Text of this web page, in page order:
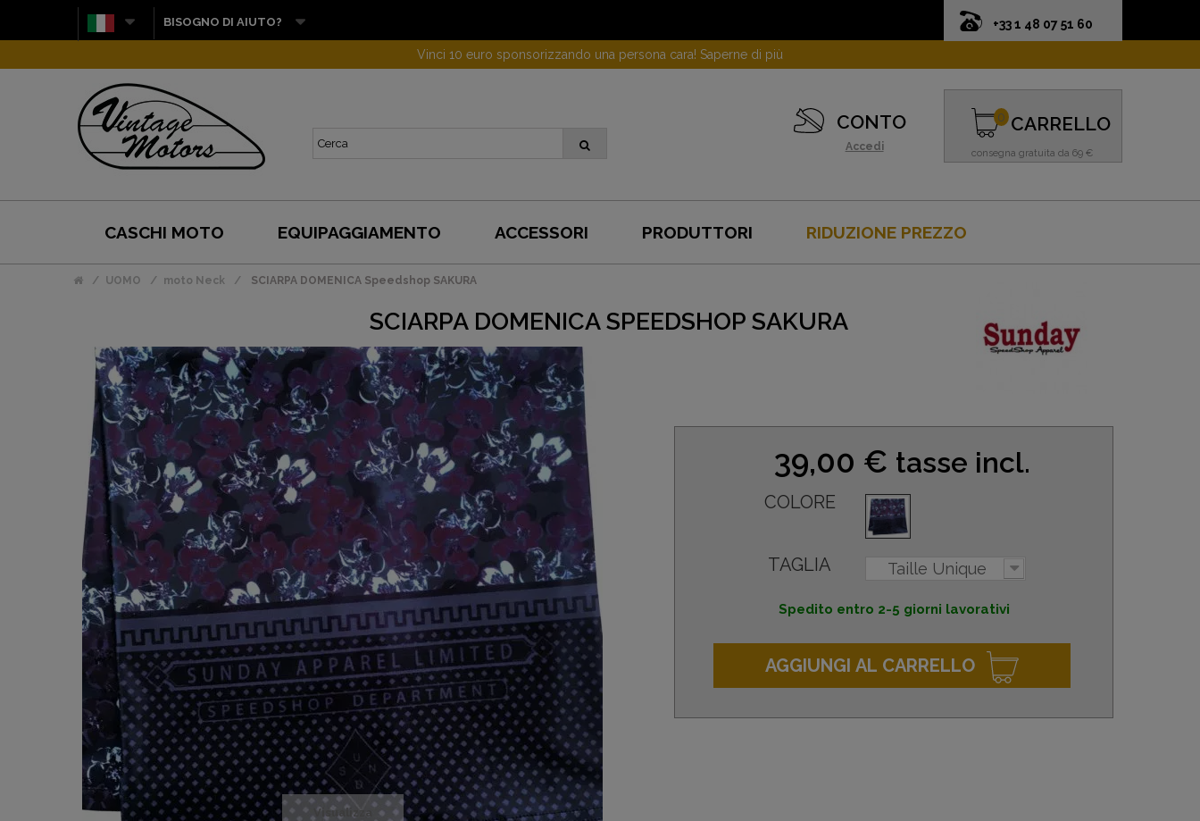
+33 1 48 07 51 60
BISOGNO DI AIUTO?
Vinci 10 euro sponsorizzando una persona cara! Saperne di più
CONTO
Accedi
CARRELLO
consegna gratuita da 69 €
0
CASCHI MOTO EQUIPAGGIAMENTO ACCESSORI PRODUTTORI RIDUZIONE PREZZO
UOMO moto Neck SCIARPA DOMENICA Speedshop SAKURA
SCIARPA DOMENICA SPEEDSHOP SAKURA
Visualizza
39,00 € tasse incl.
COLORE
TAGLIA Taille Unique
Spedito entro 2-5 giorni lavorativi
AGGIUNGI AL CARRELLO